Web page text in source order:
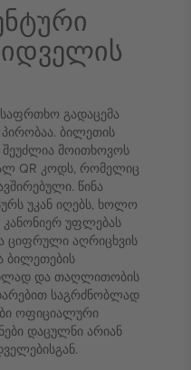
გადაცემა
ბილეთის
მოითხოვოს
QR კოდს, რომელიც
წინა
უკან იღებს, ხოლო
უფლებას
ციფრული აღრიცხვის
ბილეთების
და თაღლითობის
საგრძნობლად
ოფიციალური
დაცულნი არიან